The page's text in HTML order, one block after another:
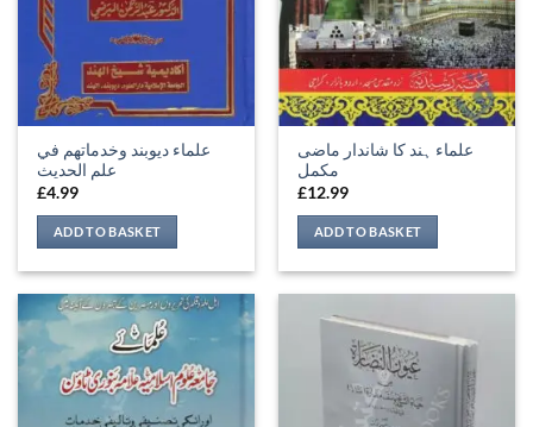
علماء ديوبند وخدماتهم في
علم الحديث
£4.99
ADD TO BASKET
علماء ہند کا شاندار ماضی
مکمل
£12.99
ADD TO BASKET